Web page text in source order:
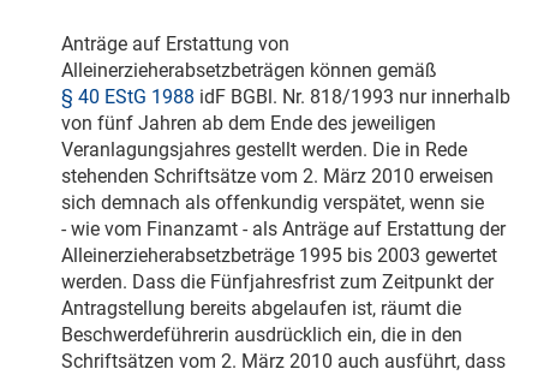
Anträge auf Erstattung von
Alleinerzieherabsetzbeträgen können gemäß
§ 40 EStG 1988 idF BGBl. Nr. 818/1993 nur innerhalb
von fünf Jahren ab dem Ende des jeweiligen
Veranlagungsjahres gestellt werden. Die in Rede
stehenden Schriftsätze vom 2. März 2010 erweisen
sich demnach als offenkundig verspätet, wenn sie
- wie vom Finanzamt - als Anträge auf Erstattung der
Alleinerzieherabsetzbeträge 1995 bis 2003 gewertet
werden. Dass die Fünfjahresfrist zum Zeitpunkt der
Antragstellung bereits abgelaufen ist, räumt die
Beschwerdeführerin ausdrücklich ein, die in den
Schriftsätzen vom 2. März 2010 auch ausführt, dass